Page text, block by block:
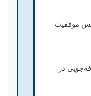
موفقیت
در